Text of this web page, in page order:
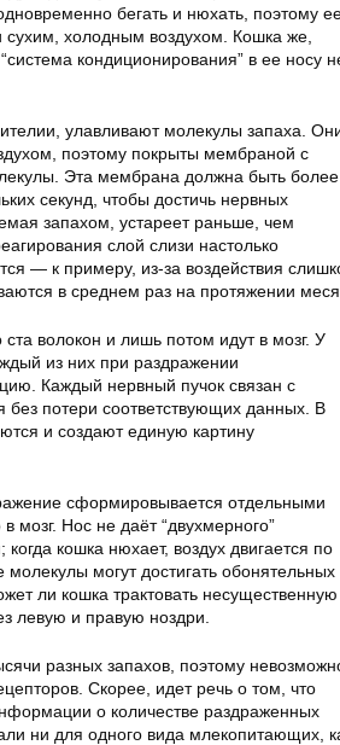
бегать и нюхать, поэтому
холодным воздухом. Кошка же,
кондиционирования” в ее носу
улавливают молекулы запаха.
поэтому покрыты мембраной с
Эта мембрана должна быть более
секунд, чтобы достичь нервных
запахом, устареет раньше, чем
слой слизи настолько
— к примеру, из-за воздействия
в среднем раз на протяжении
волокон и лишь потом идут в мозг. У
из них при раздражении
Каждый нервный пучок связан с
без потери соответствующих данных. В
и создают единую картину
сформировывается отдельными
Нос не даёт “двухмерного”
кошка нюхает, воздух двигается по
могут достигать обонятельных
ли кошка трактовать несущественную
левую и правую ноздри.
разных запахов, поэтому
Скорее, идет речь о том, что
о количестве раздраженных
ни для одного вида млекопитающих,